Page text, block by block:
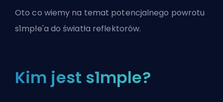
Oto co wiemy na temat potencjalnego powrotu
s1mple'a do światła reflektorów.
Kim jest s1mple?